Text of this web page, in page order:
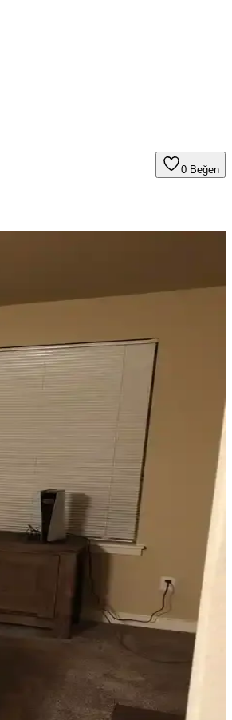
0 Beğen
mekânda büyük farklar
filmler estetik ve fonksiyonel
mekana sıcaklık ve uyum katar.